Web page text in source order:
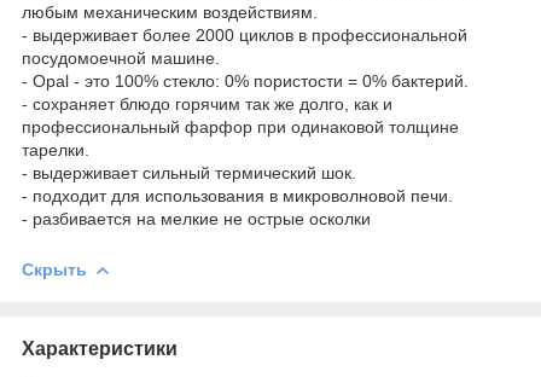
любым механическим воздействиям.
- выдерживает более 2000 циклов в профессиональной
посудомоечной машине.
- Opal - это 100% стекло: 0% пористости = 0% бактерий.
- сохраняет блюдо горячим так же долго, как и
профессиональный фарфор при одинаковой толщине
тарелки.
- выдерживает сильный термический шок.
- подходит для использования в микроволновой печи.
- разбивается на мелкие не острые осколки
Скрыть
Характеристики